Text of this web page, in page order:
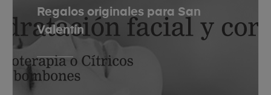
Regalos originales para San
Valentín